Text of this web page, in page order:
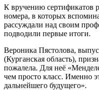
К вручению сертификатов
номера, в которых
рассуждали над своим
подводили первые итоги.
Вероника Пястолова,
(Курганская область),
пожалела. Для неё
чем просто класс. Именно
дальнейшего будущего».